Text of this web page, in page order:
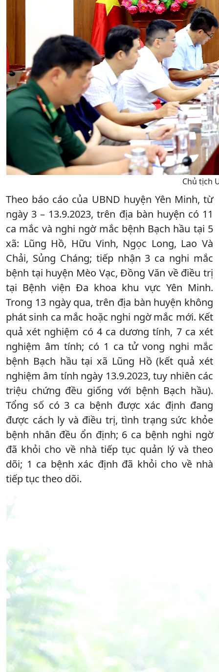
Chủ tịch
Theo báo cáo của UBND huyện Yên Minh, từ
ngày 3 – 13.9.2023, trên địa bàn huyện có 11
ca mắc và nghi ngờ mắc bệnh Bạch hầu tại 5
xã: Lũng Hồ, Hữu Vinh, Ngọc Long, Lao Và
Chải, Sủng Cháng; tiếp nhận 3 ca nghi mắc
bệnh tại huyện Mèo Vạc, Đồng Văn về điều trị
tại Bệnh viện Đa khoa khu vực Yên Minh.
Trong 13 ngày qua, trên địa bàn huyện không
phát sinh ca mắc hoặc nghi ngờ mắc mới. Kết
quả xét nghiệm có 4 ca dương tính, 7 ca xét
nghiệm âm tính; có 1 ca tử vong nghi mắc
bệnh Bạch hầu tại xã Lũng Hồ (kết quả xét
nghiệm âm tính ngày 13.9.2023, tuy nhiên các
triệu chứng đều giống với bệnh Bạch hầu).
Tổng số có 3 ca bệnh được xác định đang
được cách ly và điều trị, tình trạng sức khỏe
bệnh nhân đều ổn định; 6 ca bệnh nghi ngờ
đã khỏi cho về nhà tiếp tục quản lý và theo
dõi; 1 ca bệnh xác định đã khỏi cho về nhà
tiếp tục theo dõi.